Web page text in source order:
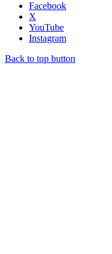
Facebook
X
YouTube
Instagram
Back to top button